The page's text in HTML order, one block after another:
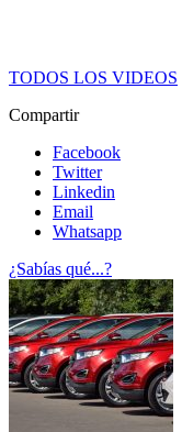
TODOS LOS VIDEOS
Compartir
Facebook
Twitter
Linkedin
Email
Whatsapp
¿Sabías qué...?